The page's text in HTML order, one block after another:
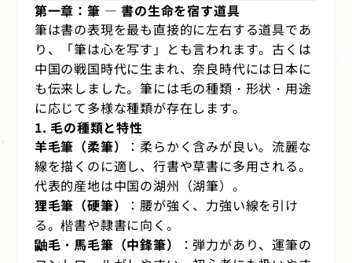
第一章：筆 ― 書の生命を宿す道具
筆は書の表現を最も直接的に左右する道具であ
り、「筆は心を写す」とも言われます。古くは
中国の戦国時代に生まれ、奈良時代には日本に
も伝来しました。筆には毛の種類・形状・用途
に応じて多様な種類が存在します。
1. 毛の種類と特性
羊毛筆（柔筆）
：柔らかく含みが良い。流麗な
線を描くのに適し、行書や草書に多用される。
代表的産地は中国の湖州（湖筆）。
狸毛筆（硬筆）
：腰が強く、力強い線を引け
る。楷書や隷書に向く。
鼬毛・馬毛筆（中鋒筆）
：弾力があり、運筆の